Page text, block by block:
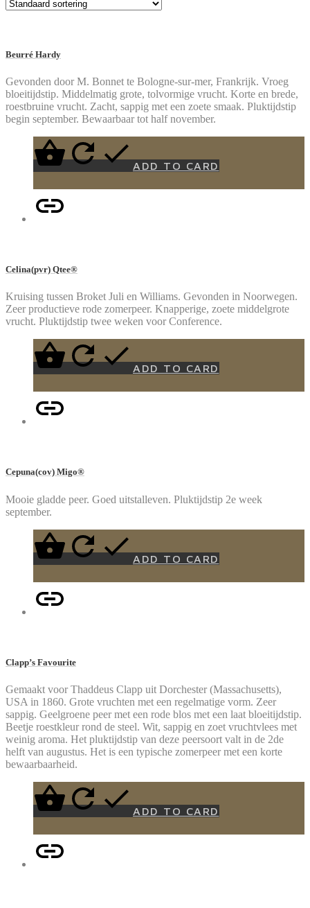
Beurré Hardy
Gevonden door M. Bonnet te Bologne-sur-mer, Frankrijk. Vroeg
bloeitijdstip. Middelmatig grote, tolvormige vrucht. Korte en brede,
roestbruine vrucht. Zacht, sappig met een zoete smaak. Pluktijdstip
begin september. Bewaarbaar tot half november.
ADD TO CARD
Celina(pvr) Qtee®
Kruising tussen Broket Juli en Williams. Gevonden in Noorwegen.
Zeer productieve rode zomerpeer. Knapperige, zoete middelgrote
vrucht. Pluktijdstip twee weken voor Conference.
ADD TO CARD
Cepuna(cov) Migo®
Mooie gladde peer. Goed uitstalleven. Pluktijdstip 2e week
september.
ADD TO CARD
Clapp’s Favourite
Gemaakt voor Thaddeus Clapp uit Dorchester (Massachusetts),
USA in 1860. Grote vruchten met een regelmatige vorm. Zeer
sappig. Geelgroene peer met een rode blos met een laat bloeitijdstip.
Beetje roestkleur rond de steel. Wit, sappig en zoet vruchtvlees met
weinig aroma. Het pluktijdstip van deze peersoort valt in de 2de
helft van augustus. Het is een typische zomerpeer met een korte
bewaarbaarheid.
ADD TO CARD